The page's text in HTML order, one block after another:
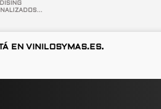
EN VINILOSYMAS.ES.